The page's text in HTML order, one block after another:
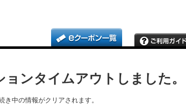
ンタイムアウトしました。
中の情報がクリアされます。